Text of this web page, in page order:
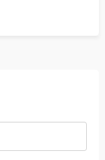
оттайки.